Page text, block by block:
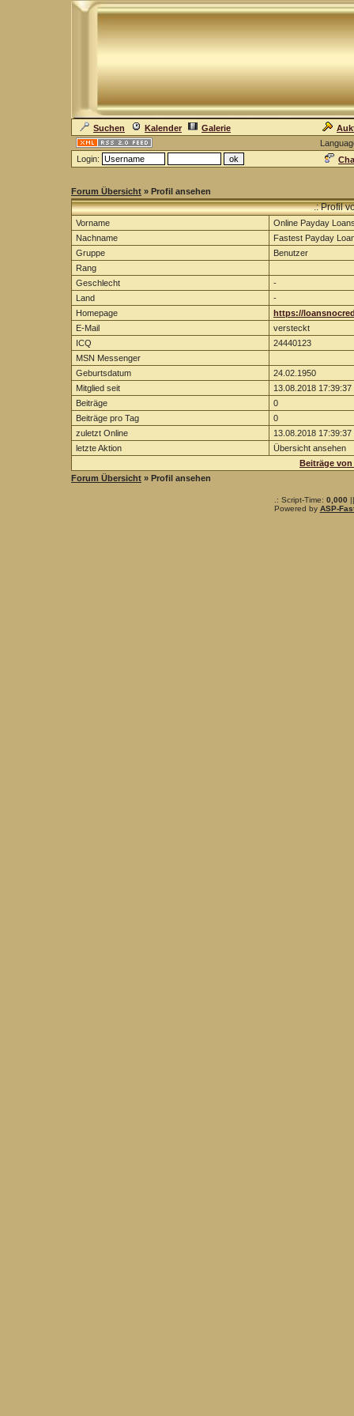
Suchen Kalender Galerie
Login:
Forum Übersicht » Profil ansehen
.: Profil
Vorname
Online Payday
Nachname
Fastest Payday
Gruppe
Benutzer
Rang
Geschlecht
-
Land
-
Homepage
https://
E-Mail
versteckt
ICQ
24440123
MSN Messenger
Geburtsdatum
24.02.1950
Mitglied seit
13.08.2018 17:39:37
Beiträge
0
Beiträge pro Tag
0
zuletzt Online
13.08.2018 17:39:37
letzte Aktion
Übersicht ansehen
Beiträge
Forum Übersicht » Profil ansehen
.: Script-Time: 0,000
Powered by ASP-